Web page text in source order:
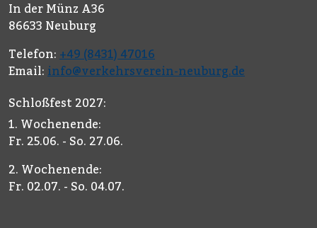
In der Münz A36
86633 Neuburg
Telefon: +49 (8431) 47016
Email: info@verkehrsverein-neuburg.de
Schloßfest 2027:
1. Wochenende:
Fr. 25.06. - So. 27.06.
2. Wochenende:
Fr. 02.07. - So. 04.07.